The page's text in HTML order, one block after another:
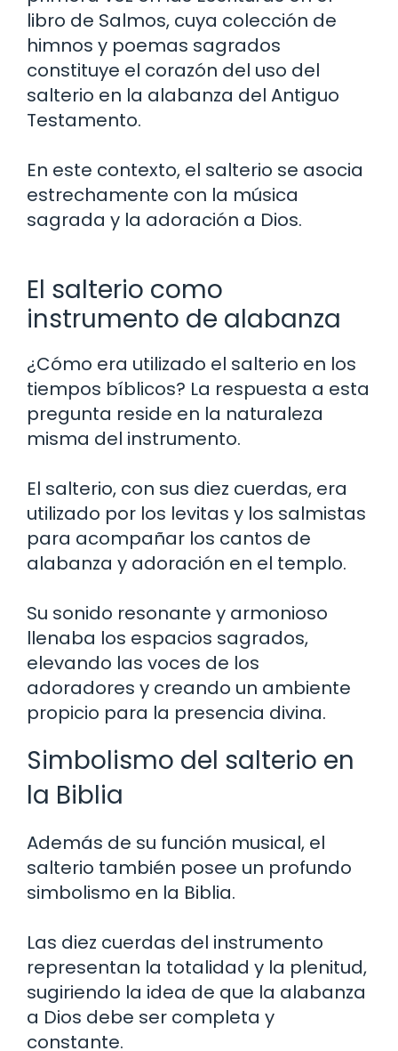
libro de Salmos, cuya colección de
himnos y poemas sagrados
constituye el corazón del uso del
salterio en la alabanza del Antiguo
Testamento.
En este contexto, el salterio se asocia
estrechamente con la música
sagrada y la adoración a Dios.
El salterio como
instrumento de alabanza
¿Cómo era utilizado el salterio en los
tiempos bíblicos? La respuesta a esta
pregunta reside en la naturaleza
misma del instrumento.
El salterio, con sus diez cuerdas, era
utilizado por los levitas y los salmistas
para acompañar los cantos de
alabanza y adoración en el templo.
Su sonido resonante y armonioso
llenaba los espacios sagrados,
elevando las voces de los
adoradores y creando un ambiente
propicio para la presencia divina.
Simbolismo del salterio en
la Biblia
Además de su función musical, el
salterio también posee un profundo
simbolismo en la Biblia.
Las diez cuerdas del instrumento
representan la totalidad y la plenitud,
sugiriendo la idea de que la alabanza
a Dios debe ser completa y
constante.